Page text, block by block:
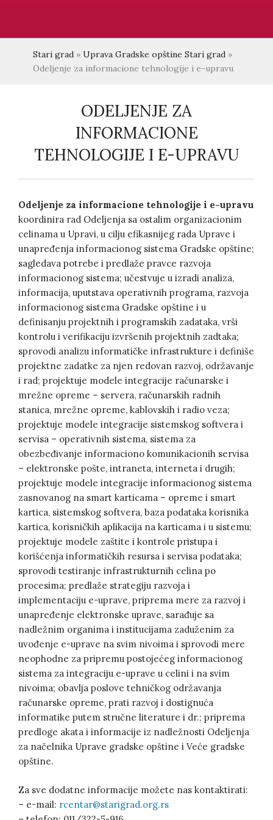
Stari grad » Uprava Gradske opštine Stari grad »
Odeljenje za informacione tehnologije i e-upravu
ODELJENJE ZA
INFORMACIONE
TEHNOLOGIJE I E-UPRAVU
Odeljenje za informacione tehnologije i e-upravu
koordinira rad Odeljenja sa ostalim organizacionim
celinama u Upravi, u cilju efikasnijeg rada Uprave i
unapređenja informacionog sistema Gradske opštine;
sagledava potrebe i predlaže pravce razvoja
informacionog sistema; učestvuje u izradi analiza,
informacija, uputstava operativnih programa, razvoja
informacionog sistema Gradske opštine i u
definisanju projektnih i programskih zadataka, vrši
kontrolu i verifikaciju izvršenih projektnih zadtaka;
sprovodi analizu informatičke infrastrukture i definiše
projektne zadatke za njen redovan razvoj, održavanje
i rad; projektuje modele integracije računarske i
mrežne opreme – servera, računarskih radnih
stanica, mrežne opreme, kablovskih i radio veza;
projektuje modele integracije sistemskog softvera i
servisa – operativnih sistema, sistema za
obezbeđivanje informaciono komunikacionih servisa
– elektronske pošte, intraneta, interneta i drugih;
projektuje modele integracije informacionog sistema
zasnovanog na smart karticama – opreme i smart
kartica, sistemskog softvera, baza podataka korisnika
kartica, korisničkih aplikacija na karticama i u sistemu;
projektuje modele zaštite i kontrole pristupa i
korišćenja informatičkih resursa i servisa podataka;
sprovodi testiranje infrastrukturnih celina po
procesima; predlaže strategiju razvoja i
implementaciju e-uprave, priprema mere za razvoj i
unapređenje elektronske uprave, sarađuje sa
nadležnim organima i institucijama zaduženim za
uvođenje e-uprave na svim nivoima i sprovodi mere
neophodne za pripremu postojećeg informacionog
sistema za integraciju e-uprave u celini i na svim
nivoima; obavlja poslove tehničkog održavanja
računarske opreme, prati razvoj i dostignuća
informatike putem stručne literature i dr.; priprema
predloge akata i informacije iz nadležnosti Odeljenja
za načelnika Uprave gradske opštine i Veće gradske
opštine.
Za sve dodatne informacije možete nas kontaktirati:
– e-mail: rcentar@starigrad.org.rs